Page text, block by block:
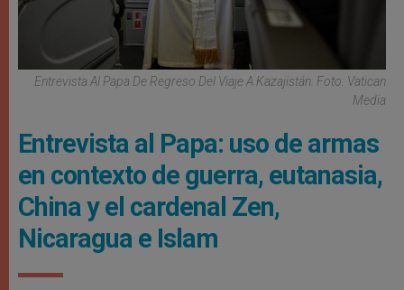
Entrevista Al Papa De Regreso Del Viaje A Kazajistán. Foto: Vatican
Media
Entrevista al Papa: uso de armas
en contexto de guerra, eutanasia,
China y el cardenal Zen,
Nicaragua e Islam